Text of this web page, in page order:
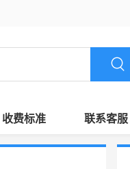
收费标准 联系客服